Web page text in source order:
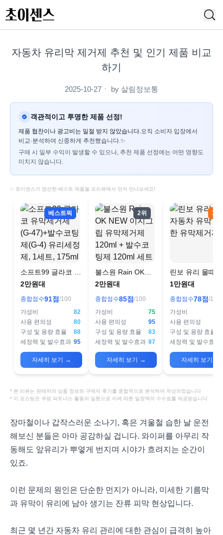
자동차 유리막 제거제 추천 및 인기 제품 비교
하기
2025-10-27 ㆍ by 살림정보통
객관적이고 투명한 제품 선정!
제품 협찬이나 광고비는 일절 받지 않았습니다.오직 소비자 입장에서
비교·분석하여 신중하게 추천했습니다.✨
구매 시 일부 수익이 발생할 수 있으나, 추천 제품 선정에는 어떤 영향도
미치지 않습니다.
✨ 초이센스가 엄선한 베스트 제품을 프리뷰에서 먼저 만나보세요!
베스트픽
소프트99 글라코 유
막제거제(G-47)+발
세정제, 1세트,
175ml
2만원대
종합점수91점 /100
가성비
82
사용 편의성
80
구성 및 용량 효율
88
세정력 및 발수효과 95
자세히 보기 →
2위
불스원 Rain OK
NEW 이지그립 유막
수코팅제 120ml 세
트
2만원대
종합점수85점 /100
가성비
75
사용 편의성
95
구성 및 용량 효율
83
세정력 및 발수효과 87
자세히 보기 →
3위
린보 유리 물때
차 유막 강력한
1만원대
종합점수78점 /100
가성비
사용 편의성
구성 및 용량 효율
세정력 및 발수효과
자세히 보기
* 본 리뷰는 판매처의 상품 정보와 구매자 후기를 종합적으로 분석하여 작성되었습니다
* 이 포스팅은 쿠팡 파트너스 활동의 일환으로 이에 따른 일정액의 수수료를 제공받습니다.
장마철이나 갑작스러운 소나기, 혹은 겨울철 습한 날 운전
해보신 분들은 아마 공감하실 겁니다. 와이퍼를 아무리 작
동해도 앞유리가 뿌옇게 번지며 시야가 흐려지는 순간이
있죠.
이런 문제의 원인은 단순한 먼지가 아니라, 미세한 기름막
과 유막이 유리에 남아 생기는 잔류 피막 현상입니다.
최근 몇 년간 자동차 유리 관리에 대한 관심이 급격히 높아